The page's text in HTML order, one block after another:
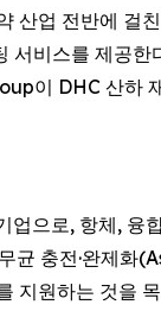
업 전반에 걸
서비스를 제공
이 DHC 산
으로, 항체, 융
충전·완제화
지원하는 것을